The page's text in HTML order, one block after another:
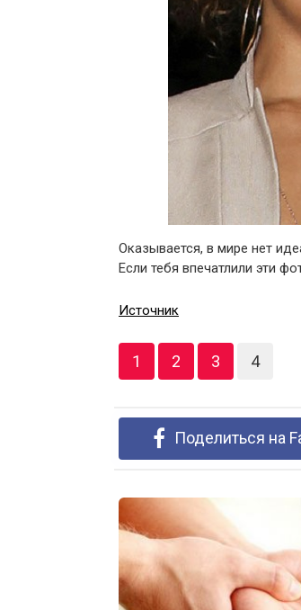
Оказывается, в мире нет
Если тебя впечатлили эти
Источник
1 2 3 4
Поделиться на